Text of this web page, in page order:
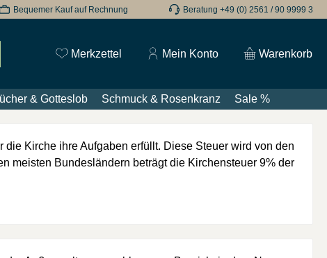
Bequemer Kauf auf Rechnung Beratung +49 (0) 2561 / 90 9999 3
Merkzettel Du hast 0 Produkte auf dem Merkzettel
Mein Konto Warenkorb
& Gotteslob Schmuck & Rosenkranz Sale %
Kirche ihre Aufgaben erfüllt. Diese Steuer wird von den
meisten Bundesländern beträgt die Kirchensteuer 9% der